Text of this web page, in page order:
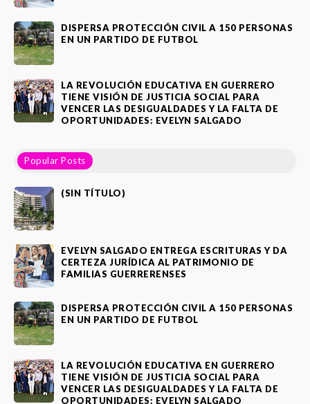
DISPERSA PROTECCIÓN CIVIL A 150 PERSONAS
EN UN PARTIDO DE FUTBOL
LA REVOLUCIÓN EDUCATIVA EN GUERRERO
TIENE VISIÓN DE JUSTICIA SOCIAL PARA
VENCER LAS DESIGUALDADES Y LA FALTA DE
OPORTUNIDADES: EVELYN SALGADO
Popular Posts
(SIN TÍTULO)
EVELYN SALGADO ENTREGA ESCRITURAS Y DA
CERTEZA JURÍDICA AL PATRIMONIO DE
FAMILIAS GUERRERENSES
DISPERSA PROTECCIÓN CIVIL A 150 PERSONAS
EN UN PARTIDO DE FUTBOL
LA REVOLUCIÓN EDUCATIVA EN GUERRERO
TIENE VISIÓN DE JUSTICIA SOCIAL PARA
VENCER LAS DESIGUALDADES Y LA FALTA DE
OPORTUNIDADES: EVELYN SALGADO